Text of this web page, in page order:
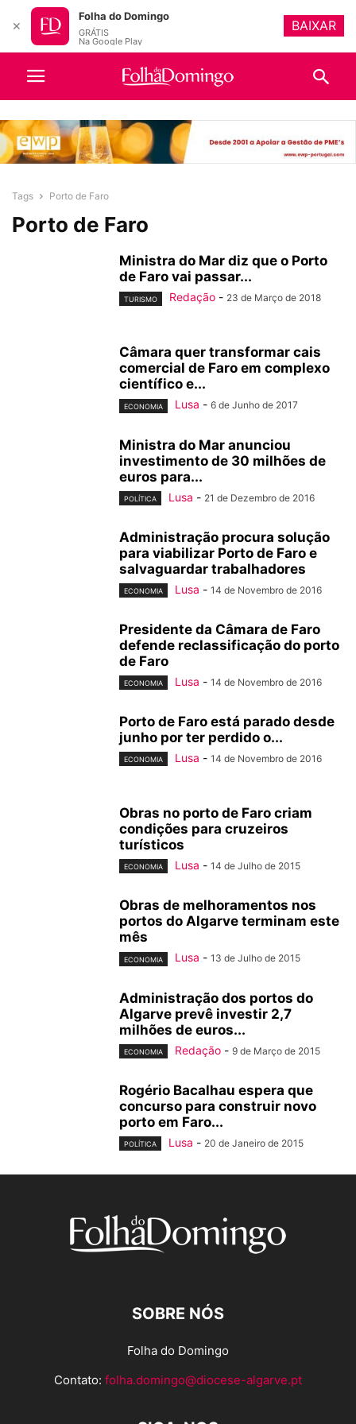
Tags Porto de Faro
Porto de Faro
Ministra do Mar diz que o Porto
de Faro vai passar...
TURISMO Redação - 23 de Março de 2018
Câmara quer transformar cais
comercial de Faro em complexo
científico e...
ECONOMIA Lusa - 6 de Junho de 2017
Ministra do Mar anunciou
investimento de 30 milhões de
euros para...
POLÍTICA Lusa - 21 de Dezembro de 2016
Administração procura solução
para viabilizar Porto de Faro e
salvaguardar trabalhadores
ECONOMIA Lusa - 14 de Novembro de 2016
Presidente da Câmara de Faro
defende reclassificação do porto
de Faro
ECONOMIA Lusa - 14 de Novembro de 2016
Porto de Faro está parado desde
junho por ter perdido o...
ECONOMIA Lusa - 14 de Novembro de 2016
Obras no porto de Faro criam
condições para cruzeiros
turísticos
ECONOMIA Lusa - 14 de Julho de 2015
Obras de melhoramentos nos
portos do Algarve terminam este
mês
ECONOMIA Lusa - 13 de Julho de 2015
Administração dos portos do
Algarve prevê investir 2,7
milhões de euros...
ECONOMIA Redação - 9 de Março de 2015
Rogério Bacalhau espera que
concurso para construir novo
porto em Faro...
POLÍTICA Lusa - 20 de Janeiro de 2015
SOBRE NÓS
Folha do Domingo
Contato: folha.domingo@diocese-algarve.pt
✕
Folha do Domingo
GRÁTIS
Na Google Play
BAIXAR